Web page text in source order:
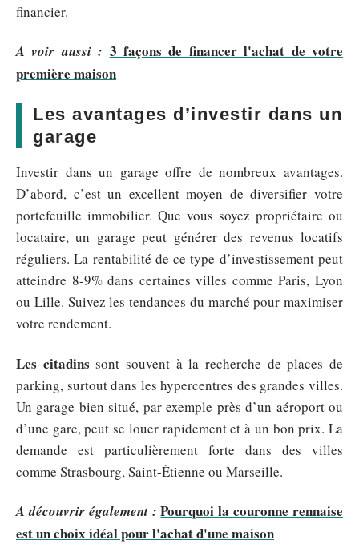
financier.
A voir aussi : 3 façons de financer l'achat de votre
première maison
Les avantages d’investir dans un
garage
Investir dans un garage offre de nombreux avantages.
D’abord, c’est un excellent moyen de diversifier votre
portefeuille immobilier. Que vous soyez propriétaire ou
locataire, un garage peut générer des revenus locatifs
réguliers. La rentabilité de ce type d’investissement peut
atteindre 8-9% dans certaines villes comme Paris, Lyon
ou Lille. Suivez les tendances du marché pour maximiser
votre rendement.
Les citadins sont souvent à la recherche de places de
parking, surtout dans les hypercentres des grandes villes.
Un garage bien situé, par exemple près d’un aéroport ou
d’une gare, peut se louer rapidement et à un bon prix. La
demande est particulièrement forte dans des villes
comme Strasbourg, Saint-Étienne ou Marseille.
A découvrir également : Pourquoi la couronne rennaise
est un choix idéal pour l'achat d'une maison